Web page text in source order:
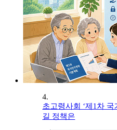
4.
초고령사회 ‘제1차
길 정책은